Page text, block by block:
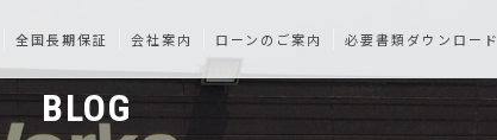
全国長期保証 会社案内 ローンのご案内 必要書類ダウンロード
BLOG